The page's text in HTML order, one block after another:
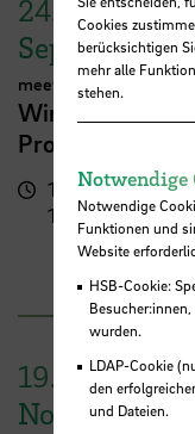
24.
September
meetMINT
Wir feiern
Programm
17:00 -
19:30 Uhr
19.
November
Cookies
berücksichtigen
mehr alle
stehen.
Notwendige
Notwendige
Funktionen und
Website
HSB-Cookie:
wurden.
LDAP-Cookie
den
und Dateien.